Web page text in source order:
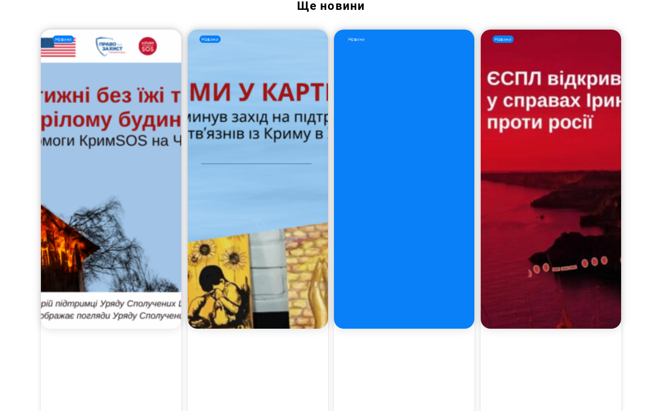
Ще новини
Новини Новини Новини Новини